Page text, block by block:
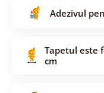
Adezivul
Tapetul este
cm